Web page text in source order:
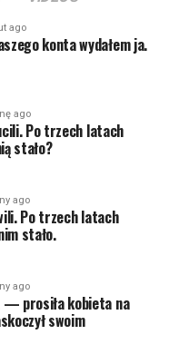
ago
konta wydałem ja.
ago
Po trzech latach
stało?
ago
Po trzech latach
stało.
ago
prosiła kobieta na
swoim